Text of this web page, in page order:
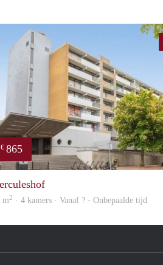
€ 865
m2 · 4 kamers · Vanaf ? - Onbepaalde tijd